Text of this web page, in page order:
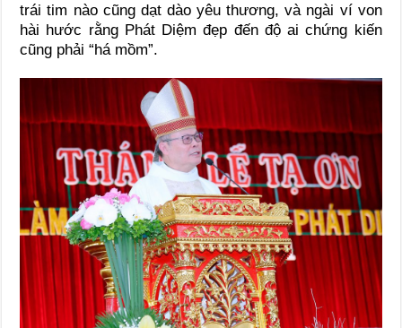
trái tim nào cũng dạt dào yêu thương, và ngài ví von
hài hước rằng Phát Diệm đẹp đến độ ai chứng kiến
cũng phải “há mồm”.